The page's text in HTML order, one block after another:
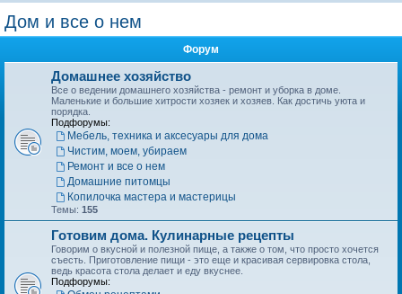
Дом и все о нем
Форум
Домашнее хозяйство
Все о ведении домашнего хозяйства - ремонт и уборка в доме.
Маленькие и большие хитрости хозяек и хозяев. Как достичь уюта и
порядка.
Подфорумы:
Мебель, техника и аксесуары для дома
Чистим, моем, убираем
Ремонт и все о нем
Домашние питомцы
Копилочка мастера и мастерицы
Темы: 155
Готовим дома. Кулинарные рецепты
Говорим о вкусной и полезной пище, а также о том, что просто хочется
съесть. Приготовление пищи - это еще и красивая сервировка стола,
ведь красота стола делает и еду вкуснее.
Подфорумы: